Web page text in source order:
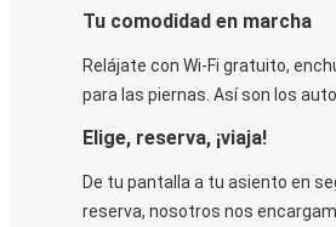
Tu comodidad en marcha
Relájate con Wi-Fi gratuito,
para las piernas. Así son los
Elige, reserva, ¡viaja!
De tu pantalla a tu asiento en
reserva, nosotros nos